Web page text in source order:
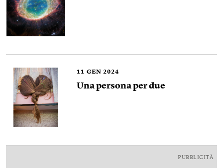
11 GEN 2024
Una persona per due
PUBBLICITÀ